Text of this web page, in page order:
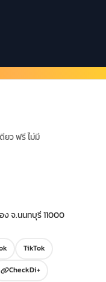
ยว ฟรี ไม่มี
ง จ.นนทบุรี 11000
TikTok
CheckDi+